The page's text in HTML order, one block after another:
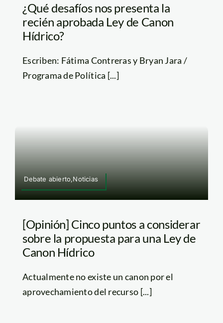
¿Qué desafíos nos presenta la
recién aprobada Ley de Canon
Hídrico?
Escriben: Fátima Contreras y Bryan Jara /
Programa de Política [...]
Debate abierto,Noticias
[Opinión] Cinco puntos a considerar
sobre la propuesta para una Ley de
Canon Hídrico
Actualmente no existe un canon por el
aprovechamiento del recurso [...]